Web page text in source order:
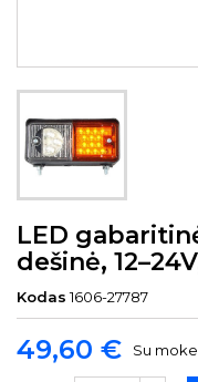
LED
dešinė,
Kodas 1606-27787
49,60 € Su